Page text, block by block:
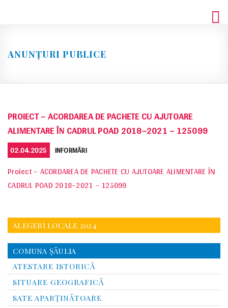
ANUNȚURI PUBLICE
PROIECT – ACORDAREA DE PACHETE CU AJUTOARE
ALIMENTARE ÎN CADRUL POAD 2018–2021 – 125099
POSTED
ON
02.04.2025 CATEGORIES
INFORMĂRI
Proiect – ACORDAREA DE PACHETE CU AJUTOARE ALIMENTARE ÎN
CADRUL POAD 2018–2021 – 125099
ALEGERI LOCALE 2024
COMUNA ŞĂULIA
ATESTARE ISTORICĂ
SITUARE GEOGRAFICĂ
SATE APARȚINĂTOARE